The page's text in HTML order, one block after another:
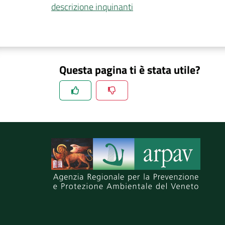
descrizione inquinanti
Questa pagina ti è stata utile?
Spiegaci perchè, e aiutaci a migliorare il